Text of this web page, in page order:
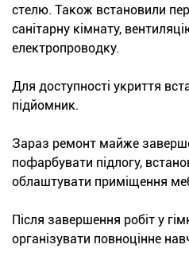
стелю. Також встановили
санітарну кімнату,
електропроводку.
Для доступності укриття
підйомник.
Зараз ремонт майже
пофарбувати підлогу,
облаштувати приміщення
Після завершення робіт у
організувати повноцінне